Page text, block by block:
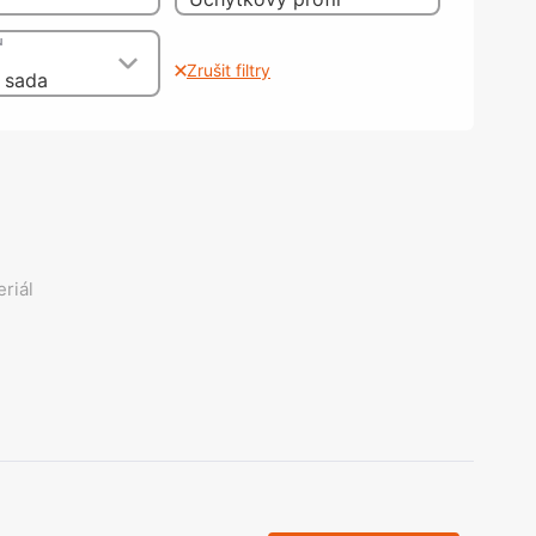
nohy, Nábytkové nohy a
nastavení
kování
Zrušit filtry